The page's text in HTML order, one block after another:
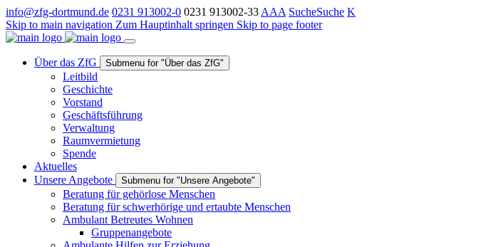
info@zfg-dortmund.de 0231 913002-0 0231 913002-33 AAA SucheSuche K
Skip to main navigation Zum Hauptinhalt springen Skip to page footer
Über das ZfG Submenu for "Über das ZfG"
Leitbild
Geschichte
Vorstand
Geschäftsführung
Verwaltung
Raumvermietung
Spende
Aktuelles
Unsere Angebote
Submenu for "Unsere Angebote"
Beratung für gehörlose Menschen
Beratung für schwerhörige und ertaubte Menschen
Ambulant Betreutes Wohnen
Gruppenangebote